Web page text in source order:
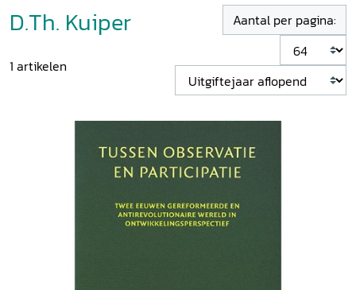
D.Th. Kuiper
1 artikelen
Aantal per pagina: